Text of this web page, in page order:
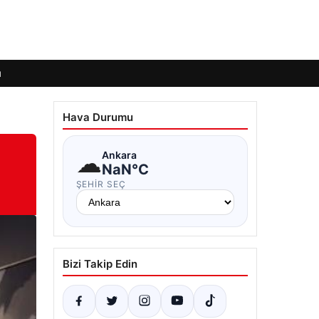
Hava Durumu
☁Ankara
NaN°C
ŞEHIR SEÇ
Bizi Takip Edin